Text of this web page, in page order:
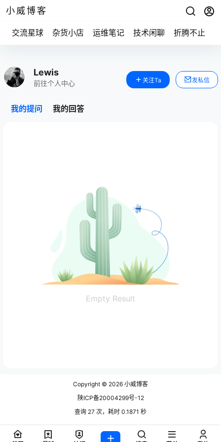
小威博客
交流星球 杂货小店 运维笔记 技术闲聊 折腾不止
Lewis
前往个人中心 关注Ta 发私信
我的提问 我的回答
Empty Result
Copyright © 2026 小威博客
陕ICP备20004299号-12
查询 27 次，耗时 0.1871 秒